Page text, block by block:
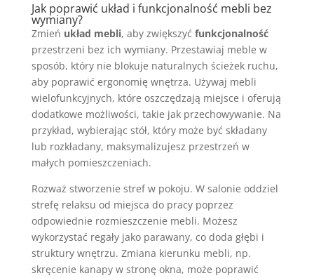
Jak poprawić układ i funkcjonalność mebli bez
wymiany?
Zmień układ mebli, aby zwiększyć funkcjonalność
przestrzeni bez ich wymiany. Przestawiaj meble w
sposób, który nie blokuje naturalnych ścieżek ruchu,
aby poprawić ergonomię wnętrza. Używaj mebli
wielofunkcyjnych, które oszczędzają miejsce i oferują
dodatkowe możliwości, takie jak przechowywanie. Na
przykład, wybierając stół, który może być składany
lub rozkładany, maksymalizujesz przestrzeń w
małych pomieszczeniach.
Rozważ stworzenie stref w pokoju. W salonie oddziel
strefę relaksu od miejsca do pracy poprzez
odpowiednie rozmieszczenie mebli. Możesz
wykorzystać regały jako parawany, co doda głębi i
struktury wnętrzu. Zmiana kierunku mebli, np.
skręcenie kanapy w stronę okna, może poprawić